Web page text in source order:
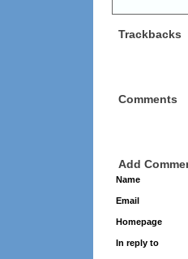
Trackbacks
Comments
Add
Name
Email
Homepage
In reply to